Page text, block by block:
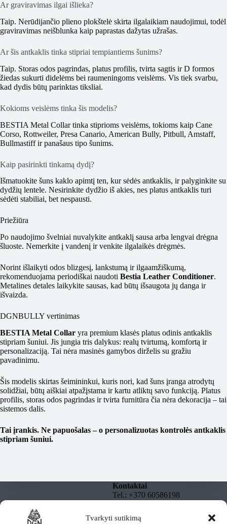
Tvarkyti sutikimą
Ar graviravimas ilgai išlieka?
Taip. Nerūdijančio plieno plokštelė skirta ilgalaikiam naudojimui, todėl
graviravimas neišblunka kaip paprastas dažytas užrašas.
Ar šis antkaklis tinka stipriai tempiantiems šunims?
Taip. Storas odos pagrindas, platus profilis, tvirta sagtis ir D formos
žiedas sukurti didelėms bei raumeningoms veislėms. Vis tiek svarbu,
kad dydis būtų parinktas tiksliai.
Kokioms veislėms tinka šis modelis?
BESTIA Metal Collar tinka stiprioms veislėms, tokioms kaip Cane
Corso, Rottweiler, Presa Canario, American Bully, Pitbull, Amstaff,
Bullmastiff ir panašaus tipo šunims.
Kaip pasirinkti tinkamą dydį?
Išmatuokite šuns kaklo apimtį ten, kur sėdės antkaklis, ir palyginkite su
dydžių lentele. Nesirinkite dydžio iš akies, nes platus antkaklis turi
sėdėti stabiliai, bet nespausti.
Priežiūra
Po naudojimo švelniai nuvalykite antkaklį sausa arba lengvai drėgna
šluoste. Nemerkite į vandenį ir venkite ilgalaikės drėgmės.
Norint išlaikyti odos blizgesį, lankstumą ir ilgaamžiškumą,
rekomenduojama periodiškai naudoti Bestia Leather Conditioner.
Metalines detales laikykite sausas, kad būtų išsaugota jų danga ir
išvaizda.
DGNBULLY vertinimas
BESTIA Metal Collar yra premium klasės platus odinis antkaklis
stipriam šuniui. Jis jungia tris dalykus: realų tvirtumą, komfortą ir
personalizaciją. Tai nėra masinės gamybos dirželis su gražiu
pavadinimu.
Šis modelis skirtas šeimininkui, kuris nori, kad šuns įranga atrodytų
solidžiai, būtų aiškiai atpažįstama ir kartu atliktų savo funkciją. Platus
profilis, storas odos pagrindas ir tvirta furnitūra čia nėra dekoracija – tai
sistemos dalis.
Tai įrankis. Ne papuošalas – o personalizuotas kontrolės antkaklis
stipriam šuniui.
Informacija
Kontaktai
Tel.: +370 60586198